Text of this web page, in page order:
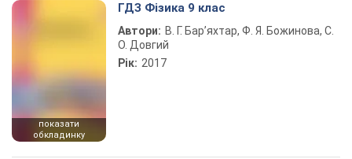
показати
обкладинку
ГДЗ Фізика 9 клас
Автори: В. Г. Бар’яхтар, Ф. Я. Божинова, С.
О. Довгий
Рік: 2017